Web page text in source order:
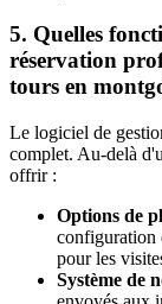
5. Quelles
réservation
tours en
Le logiciel de
complet. Au-delà
offrir :
Options de
configuration
pour les
Système de